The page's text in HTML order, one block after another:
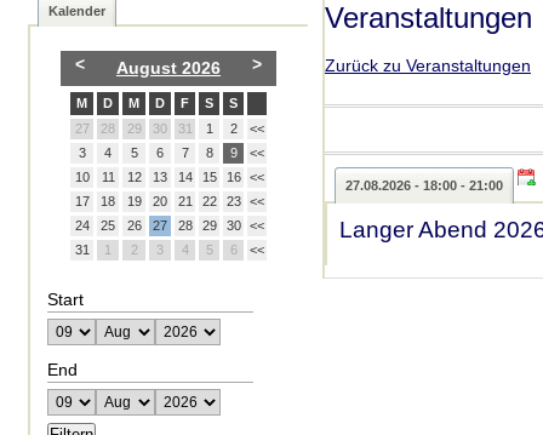
Kalender
August 2026
< >
M D M D F S
S
27
28 29 30 31 1 2
<<
3
4 5 6 7 8 9
<<
10
11 12 13 14 15 16
<<
17
18 19 20 21 22 23
<<
24
25 26 27 28 29 30
<<
31
1 2 3 4 5 6 <<
Start
End
Veranstaltungen
Zurück zu Veranstaltungen
27.08.2026 - 18:00 - 21:00
Langer Abend